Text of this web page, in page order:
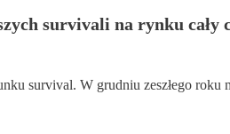
survivali na rynku cały
survival. W grudniu zeszłego